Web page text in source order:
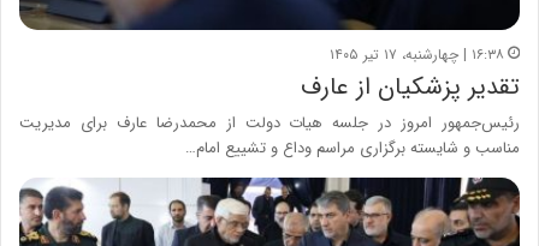
۱۶:۳۸ | چهارشنبه، ۱۷ تیر ۱۴۰۵
تقدیر پزشکیان از عارف
رئیس‌جمهور امروز در جلسه هیات دولت از محمدرضا عارف برای مدیریت
مناسب و شایسته برگزاری مراسم وداع و تشییع امام…